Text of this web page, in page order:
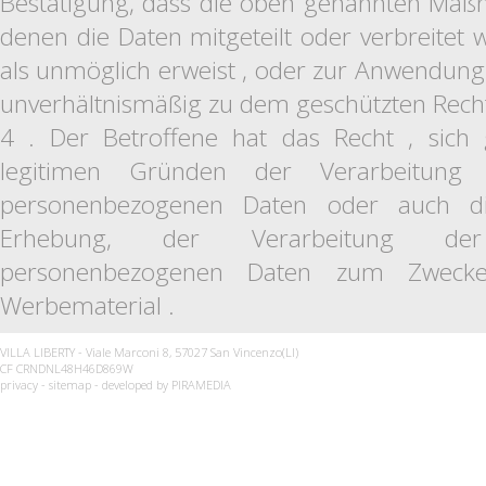
denen die Daten mitgeteilt oder verbreitet
als unmöglich erweist , oder zur
unverhältnismäßig zu dem geschützten
4 . Der Betroffene hat das Recht , sich
legitimen Gründen der
personenbezogenen Daten oder
Erhebung, der Verarbeitung
personenbezogenen Daten zum
Werbematerial .
VILLA LIBERTY - Viale Marconi 8, 57027 San Vincenzo(LI)
CF CRNDNL48H46D869W
privacy - sitemap - developed by PIRAMEDIA